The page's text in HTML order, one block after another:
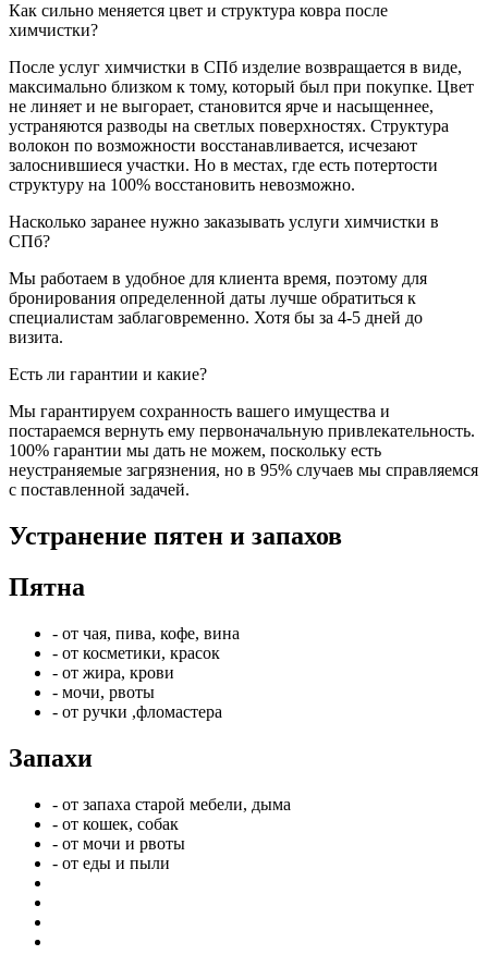
Как сильно меняется цвет и структура ковра после
химчистки?
После услуг химчистки в СПб изделие возвращается в виде,
максимально близком к тому, который был при покупке. Цвет
не линяет и не выгорает, становится ярче и насыщеннее,
устраняются разводы на светлых поверхностях. Структура
волокон по возможности восстанавливается, исчезают
залоснившиеся участки. Но в местах, где есть потертости
структуру на 100% восстановить невозможно.
Насколько заранее нужно заказывать услуги химчистки в
СПб?
Мы работаем в удобное для клиента время, поэтому для
бронирования определенной даты лучше обратиться к
специалистам заблаговременно. Хотя бы за 4-5 дней до
визита.
Есть ли гарантии и какие?
Мы гарантируем сохранность вашего имущества и
постараемся вернуть ему первоначальную привлекательность.
100% гарантии мы дать не можем, поскольку есть
неустраняемые загрязнения, но в 95% случаев мы справляемся
с поставленной задачей.
Устранение пятен и запахов
Пятна
- от чая, пива, кофе, вина
- от косметики, красок
- от жира, крови
- мочи, рвоты
- от ручки ,фломастера
Запахи
- от запаха старой мебели, дыма
- от кошек, собак
- от мочи и рвоты
- от еды и пыли